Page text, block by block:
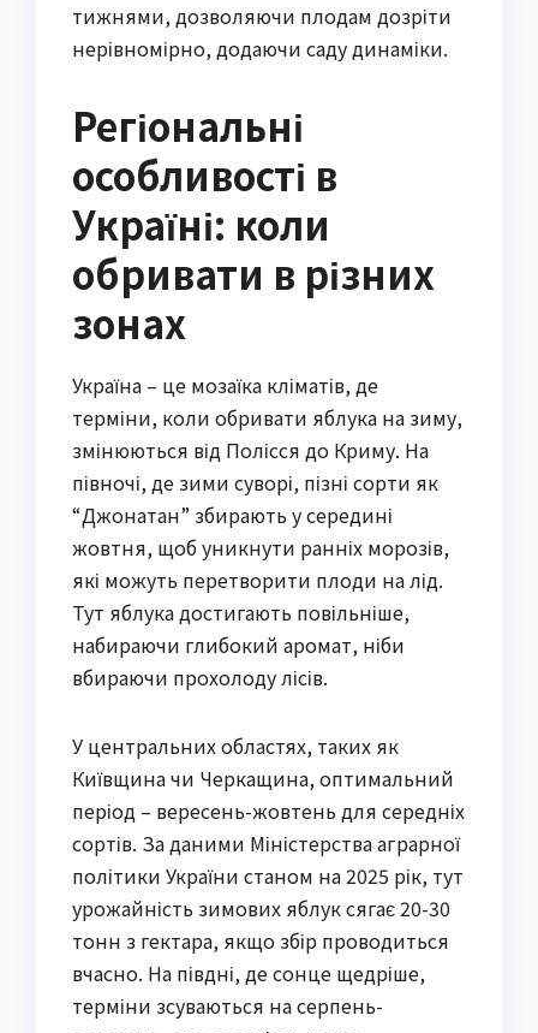
тижнями, дозволяючи плодам дозріти
нерівномірно, додаючи саду динаміки.
Регіональні
особливості в
Україні: коли
обривати в різних
зонах
Україна – це мозаїка кліматів, де
терміни, коли обривати яблука на зиму,
змінюються від Полісся до Криму. На
півночі, де зими суворі, пізні сорти як
“Джонатан” збирають у середині
жовтня, щоб уникнути ранніх морозів,
які можуть перетворити плоди на лід.
Тут яблука достигають повільніше,
набираючи глибокий аромат, ніби
вбираючи прохолоду лісів.
У центральних областях, таких як
Київщина чи Черкащина, оптимальний
період – вересень-жовтень для середніх
сортів. За даними Міністерства аграрної
політики України станом на 2025 рік, тут
урожайність зимових яблук сягає 20-30
тонн з гектара, якщо збір проводиться
вчасно. На півдні, де сонце щедріше,
терміни зсуваються на серпень-